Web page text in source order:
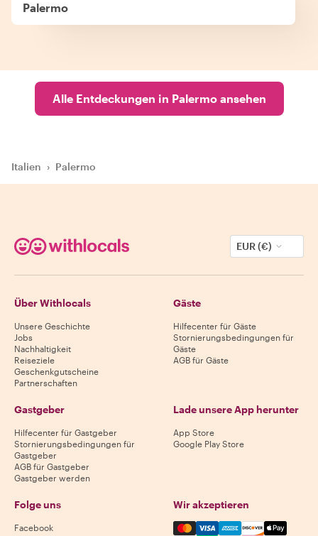
Palermo
Alle Entdeckungen in Palermo ansehen
Italien › Palermo
EUR (€)
Über Withlocals
Unsere Geschichte
Jobs
Nachhaltigkeit
Reiseziele
Geschenkgutscheine
Partnerschaften
Gäste
Hilfecenter für Gäste
Stornierungsbedingungen für
Gäste
AGB für Gäste
Gastgeber
Hilfecenter für Gastgeber
Stornierungsbedingungen für
Gastgeber
AGB für Gastgeber
Gastgeber werden
Lade unsere App herunter
App Store
Google Play Store
Folge uns
Facebook
Wir akzeptieren
Mastercard, Visa, Amex,